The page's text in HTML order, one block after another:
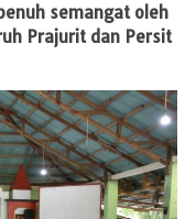
semangat oleh
Prajurit dan Persit